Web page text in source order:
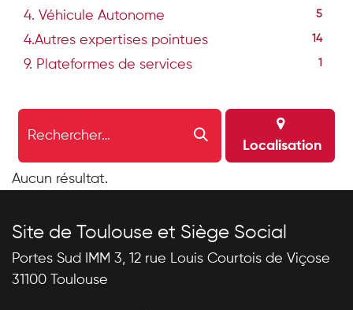
4. Véhicule Autonome 5
4.Autres expertises pointues 14
9. Plateformes de services
Localisation
Aucun résultat.
Site de Toulouse et Siège Social
Portes Sud IMM 3, 12 rue Louis Courtois de Viçose
31100 Toulouse